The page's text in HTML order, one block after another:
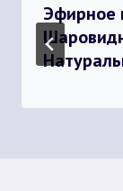
Эфирное